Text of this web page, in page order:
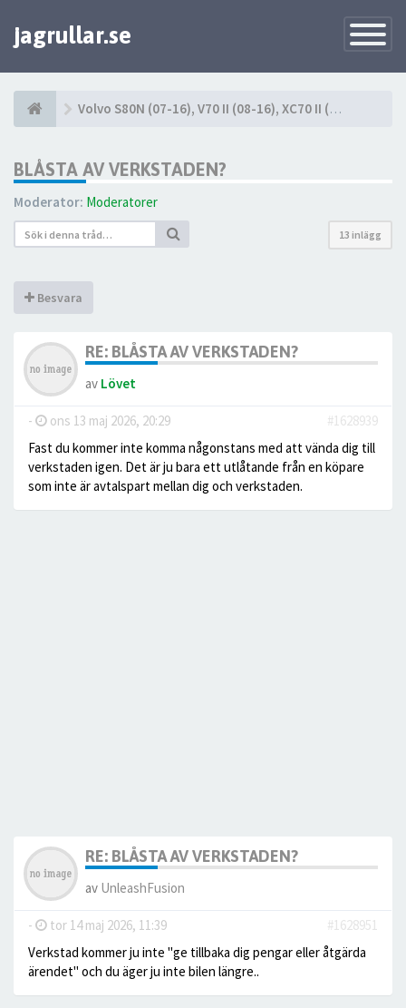
Toggle
jagrullar.se
Volvo S80N (07-16), V70 II (08-16), XC70 II (08-16)
BLÅSTA AV VERKSTADEN?
Moderator: Moderatorer
13 inlägg
Besvara
RE: BLÅSTA AV VERKSTADEN?
av Lövet
- ons 13 maj 2026, 20:29
#1628939
Fast du kommer inte komma någonstans med att vända dig till
verkstaden igen. Det är ju bara ett utlåtande från en köpare
som inte är avtalspart mellan dig och verkstaden.
RE: BLÅSTA AV VERKSTADEN?
av UnleashFusion
- tor 14 maj 2026, 11:39
#1628951
Verkstad kommer ju inte "ge tillbaka dig pengar eller åtgärda
ärendet" och du äger ju inte bilen längre..